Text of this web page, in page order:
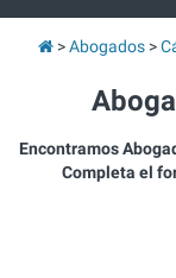
Abogados
Encontramos
Completa el